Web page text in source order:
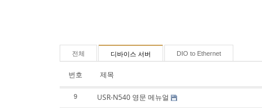
전체 디바이스 서버 DIO to Ethernet
번호 제목
9 USR-N540 영문 메뉴얼